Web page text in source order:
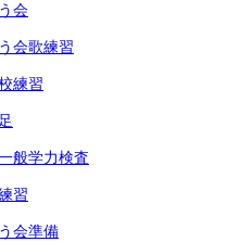
会
会歌練習
練習
般学力検査
習
会準備